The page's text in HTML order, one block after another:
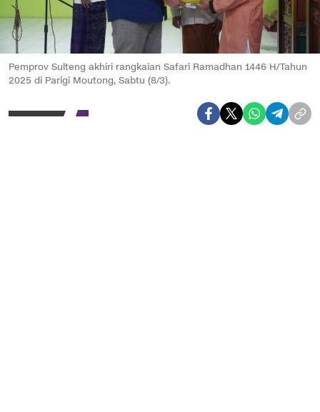
Pemprov Sulteng akhiri rangkaian Safari Ramadhan 1446 H/Tahun
2025 di Parigi Moutong, Sabtu (8/3).